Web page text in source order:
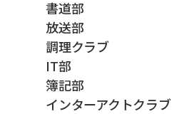
書道部
放送部
調理クラブ
IT部
簿記部
インターアクトクラブ